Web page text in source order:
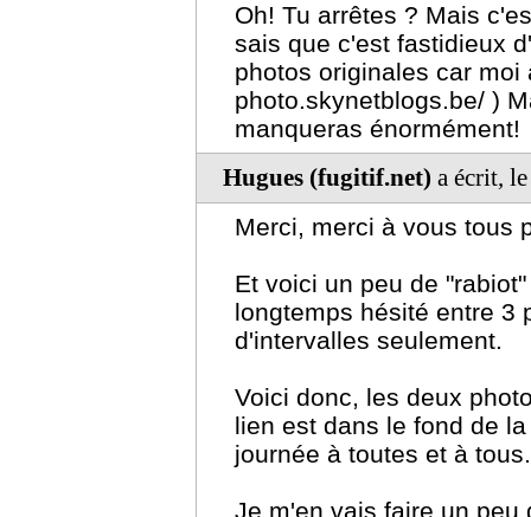
Oh! Tu arrêtes ? Mais
sais que c'est fastidieux
photos originales car
photo.skynetblogs.be/ )
manqueras énormément!
Hugues (fugitif.net) a écrit,
Merci, merci à vous tous
Et voici un peu de
longtemps hésité entre 3
d'intervalles seulement.
Voici donc, les deux
lien est dans le fond de
journée à toutes et à tous.
Je m'en vais faire un peu